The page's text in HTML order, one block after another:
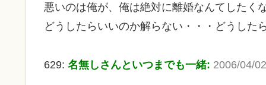
悪いのは俺が、俺は絶対に離婚なんてしたく
どうしたらいいのか解らない・・・どうした
629: 名無しさんといつまでも一緒: 2006/04/